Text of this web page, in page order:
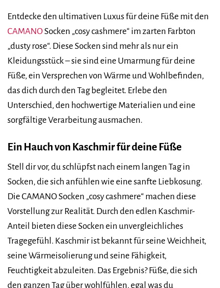
Entdecke den ultimativen Luxus für deine Füße mit den
CAMANOSocken „cosy cashmere“ im zarten Farbton
„dusty rose“. Diese Socken sind mehr als nur ein
Kleidungsstück – sie sind eine Umarmung für deine
Füße, ein Versprechen von Wärme und Wohlbefinden,
das dich durch den Tag begleitet. Erlebe den
Unterschied, den hochwertige Materialien und eine
sorgfältige Verarbeitung ausmachen.
Ein Hauch von Kaschmir für deine Füße
Stell dir vor, du schlüpfst nach einem langen Tag in
Socken, die sich anfühlen wie eine sanfte Liebkosung.
Die CAMANO Socken „cosy cashmere“ machen diese
Vorstellung zur Realität. Durch den edlen Kaschmir-
Anteil bieten diese Socken ein unvergleichliches
Tragegefühl. Kaschmir ist bekannt für seine Weichheit,
seine Wärmeisolierung und seine Fähigkeit,
Feuchtigkeit abzuleiten. Das Ergebnis? Füße, die sich
den ganzen Tag über wohlfühlen, egal was du